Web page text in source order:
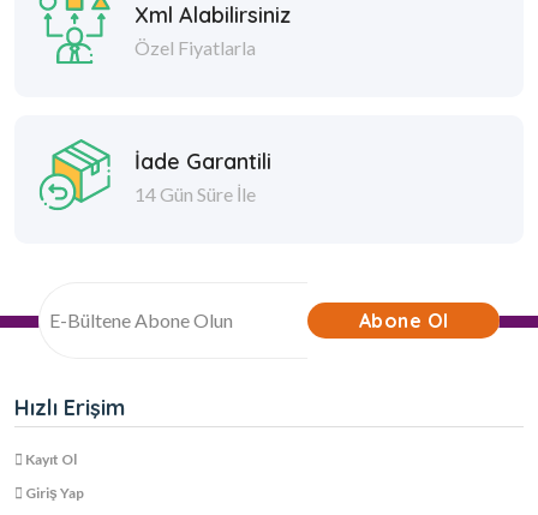
Xml Alabilirsiniz
Özel Fiyatlarla
İade Garantili
14 Gün Süre İle
Abone Ol
Hızlı Erişim
Kayıt Ol
Giriş Yap